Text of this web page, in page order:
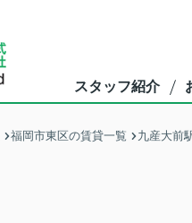
スタッフ紹介
福岡市東区の賃貸一覧 九産大前